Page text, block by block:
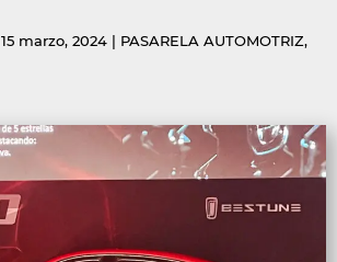
15 marzo, 2024 | Publicada
PASARELA AUTOMOTRIZ,